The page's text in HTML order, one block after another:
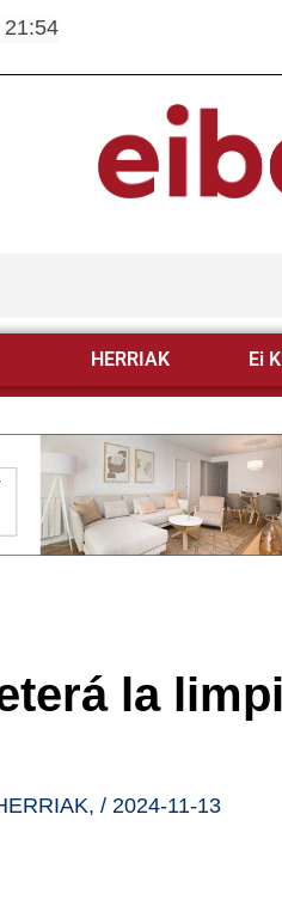
HERRIAK Ei
la
, / 2024-11-13